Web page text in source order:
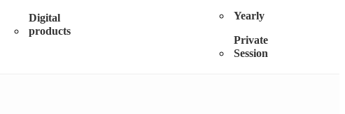
Digital
products
Yearly
Private
Session